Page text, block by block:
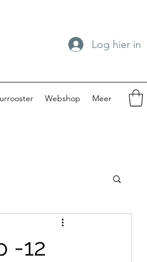
Log hier in
Webshop Meer
2024
-12